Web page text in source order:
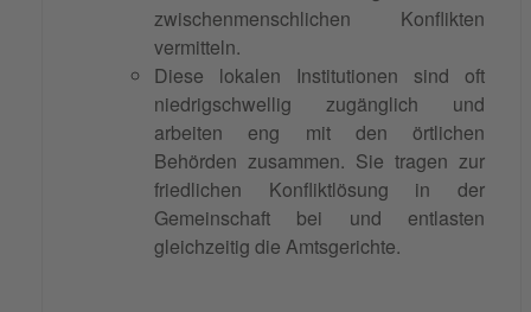
zwischenmenschlichen Konflikten
vermitteln.
Diese lokalen Institutionen sind oft
niedrigschwellig zugänglich und
arbeiten eng mit den örtlichen
Behörden zusammen. Sie tragen zur
friedlichen Konfliktlösung in der
Gemeinschaft bei und entlasten
gleichzeitig die Amtsgerichte.